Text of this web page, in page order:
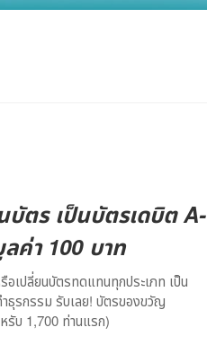
ตร เป็นบัตรเดบิต A-
ค่า 100 บาท
เปลี่ยนบัตรทดแทนทุกประเภท เป็น
ธุรกรรม รับเลย! บัตรของขวัญ
รับ 1,700 ท่านแรก)